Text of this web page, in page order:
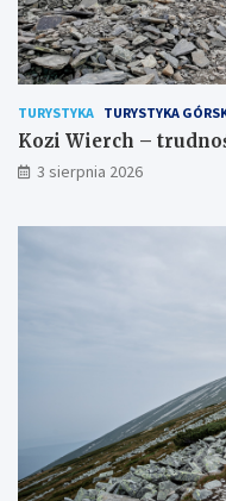
TURYSTYKA TURYSTYKA
Kozi Wierch –
3 sierpnia 2026